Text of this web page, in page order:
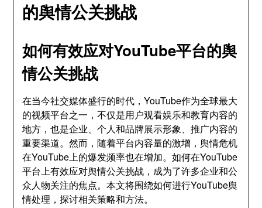
的舆情公关挑战
如何有效应对YouTube平台的舆
情公关挑战
在当今社交媒体盛行的时代，YouTube作为全球最大
的视频平台之一，不仅是用户观看娱乐和教育内容的
地方，也是企业、个人和品牌展示形象、推广内容的
重要渠道。然而，随着平台内容量的激增，舆情危机
在YouTube上的爆发频率也在增加。如何在YouTube
平台上有效应对舆情公关挑战，成为了许多企业和公
众人物关注的焦点。本文将围绕如何进行YouTube舆
情处理，探讨相关策略和方法。